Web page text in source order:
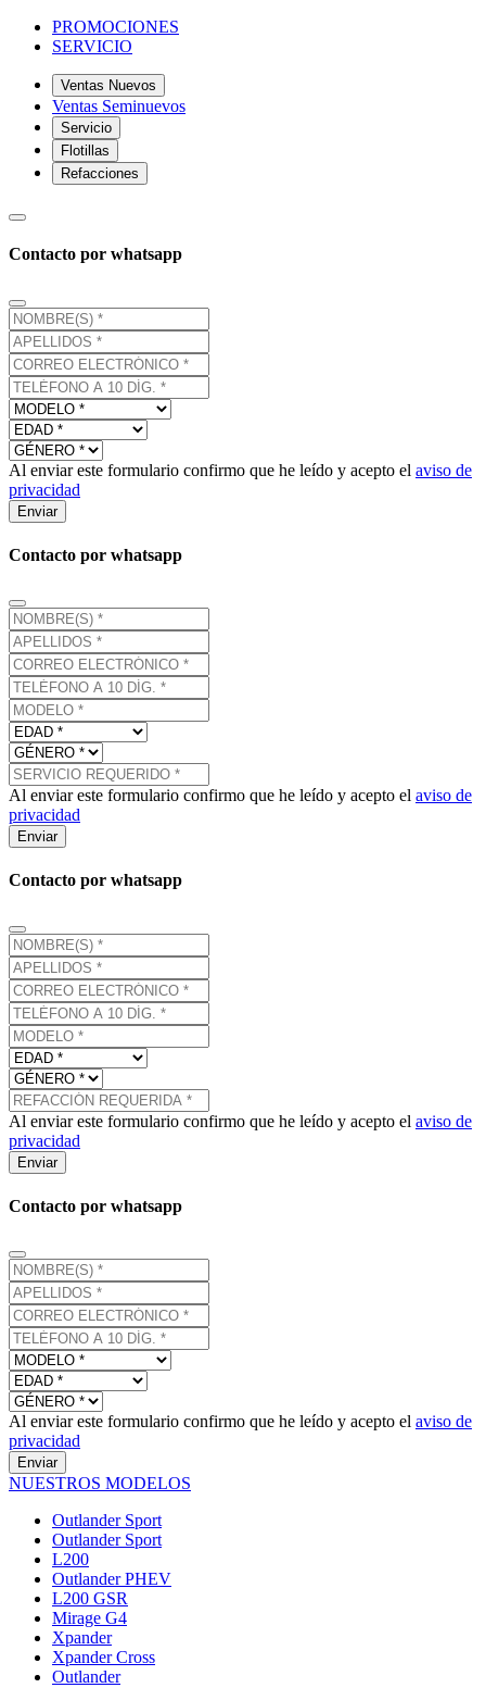
PROMOCIONES
SERVICIO
Ventas Nuevos
Ventas Seminuevos
Servicio
Flotillas
Refacciones
Contacto por whatsapp
Al enviar este formulario confirmo que he leído y acepto el aviso de
privacidad
Enviar
Contacto por whatsapp
Al enviar este formulario confirmo que he leído y acepto el aviso de
privacidad
Enviar
Contacto por whatsapp
Al enviar este formulario confirmo que he leído y acepto el aviso de
privacidad
Enviar
Contacto por whatsapp
Al enviar este formulario confirmo que he leído y acepto el aviso de
privacidad
Enviar
NUESTROS MODELOS
Outlander Sport
Outlander Sport
L200
Outlander PHEV
L200 GSR
Mirage G4
Xpander
Xpander Cross
Outlander